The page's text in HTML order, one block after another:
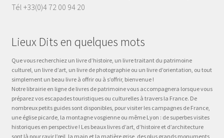
Tél +33(0)4 72 00 94 20
Lieux Dits en quelques mots
Que vous recherchiez un livre d’histoire, un livre traitant du patrimoine
culturel, un livre d’art, un livre de photographie ou un livre d’orientation, ou tout
simplement un beau livre à offrir ou à s’offrir, bienvenue !
Notre librairie en ligne de livres de patrimoine vous accompagnera lorsque vous
préparez vos escapades touristiques ou culturelles à travers la France. De
nombreux petits guides sont disponibles, pour visiter les campagnes de France,
une église picarde, la montagne vosgienne ou même Lyon : de superbes visites
historiques en perspective ! Les beaux livres d’art, d’histoire et d’architecture
sont là pour ravir l’œil, la main et la matière grise, des plus grands monuments